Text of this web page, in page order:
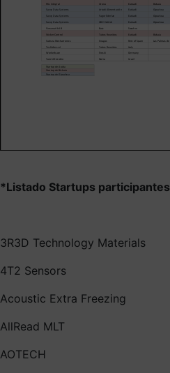
*Listado Startups participantes
3R3D Technology Materials
4T2 Sensors
Acoustic Extra Freezing
AllRead MLT
AOTECH